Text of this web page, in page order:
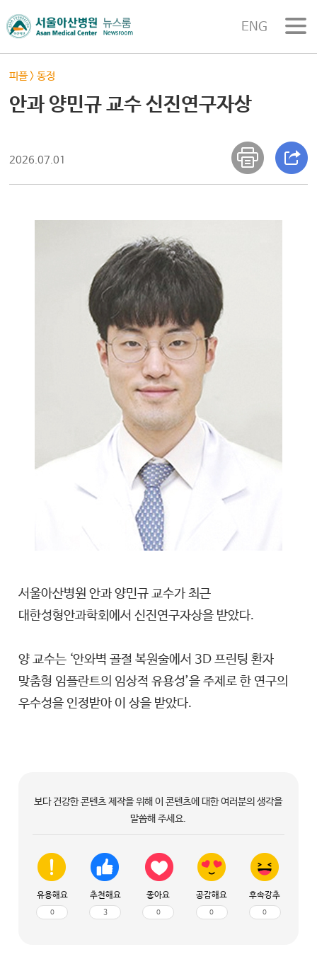
ENG
피플>동정
안과 양민규 교수 신진연구자상
2026.07.01
서울아산병원 안과 양민규 교수가 최근
대한성형안과학회에서 신진연구자상을 받았다.
양 교수는 ‘안와벽 골절 복원술에서 3D 프린팅 환자
맞춤형 임플란트의 임상적 유용성’을 주제로 한 연구의
우수성을 인정받아 이 상을 받았다.
보다 건강한 콘텐츠 제작을 위해 이 콘텐츠에 대한 여러분의 생각을
말씀해 주세요.
유용해요
0
추천해요
3
좋아요
0
공감해요
0
후속강추
0